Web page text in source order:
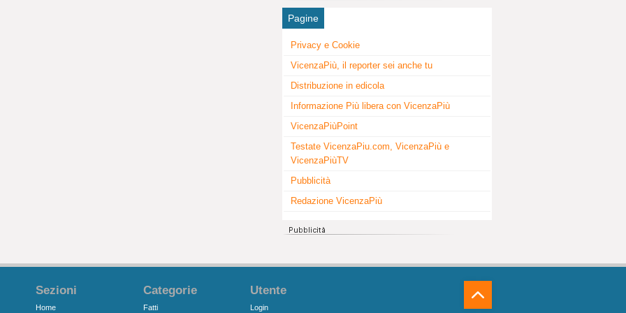
Pagine
Privacy e Cookie
VicenzaPiù, il reporter sei anche tu
Distribuzione in edicola
Informazione Più libera con VicenzaPiù
VicenzaPiùPoint
Testate VicenzaPiu.com, VicenzaPiù e
VicenzaPiùTV
Pubblicità
Redazione VicenzaPiù
Sezioni
Home
Categorie
Fatti
Utente
Login